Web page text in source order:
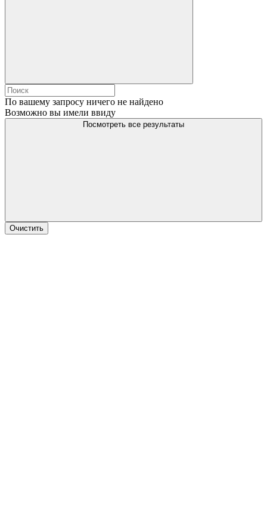
По вашему запросу ничего не найдено
Возможно вы имели ввиду
Посмотреть все результаты
Очистить